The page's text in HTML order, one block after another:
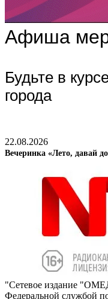
Афиша
Будьте в
города
22.08.2026
Вечеринка «Лето, давай
"Сетевое издание
Федеральной службой